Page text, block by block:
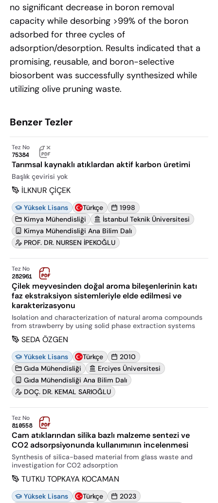
no significant decrease in boron removal
capacity while desorbing >99% of the boron
adsorbed for three cycles of
adsorption/desorption. Results indicated that a
promising, reusable, and boron-selective
biosorbent was successfully synthesized while
utilizing olive pruning waste.
Benzer Tezler
Tez No
75384
Tarımsal kaynaklı atıklardan aktif karbon üretimi
Başlık çevirisi yok
İLKNUR ÇİÇEK
Yüksek Lisans Türkçe
1998
Kimya Mühendisliği
İstanbul Teknik Üniversitesi
Kimya Mühendisliği Ana Bilim Dalı
PROF. DR. NURSEN İPEKOĞLU
Tez No
282961
Çilek meyvesinden doğal aroma bileşenlerinin katı
faz ekstraksiyon sistemleriyle elde edilmesi ve
karakterizasyonu
Isolation and characterization of natural aroma compounds
from strawberry by using solid phase extraction systems
SEDA ÖZGEN
Yüksek Lisans Türkçe
2010
Gıda Mühendisliği
Erciyes Üniversitesi
Gıda Mühendisliği Ana Bilim Dalı
DOÇ. DR. KEMAL SARIOĞLU
Tez No
810558
Cam atıklarından silika bazlı malzeme sentezi ve
CO2 adsorpsiyonunda kullanımının incelenmesi
Synthesis of silica-based material from glass waste and
investigation for CO2 adsorption
TUTKU TOPKAYA KOCAMAN
Yüksek Lisans Türkçe
2023